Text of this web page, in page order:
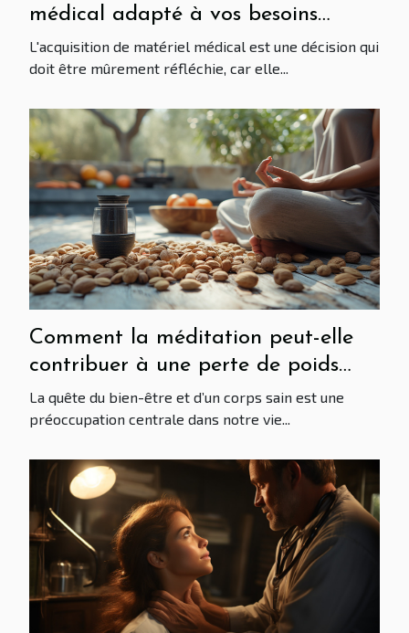
médical adapté à vos besoins
personnels
L'acquisition de matériel médical est une décision qui
doit être mûrement réfléchie, car elle...
Comment la méditation peut-elle
contribuer à une perte de poids
saine ?
La quête du bien-être et d’un corps sain est une
préoccupation centrale dans notre vie...